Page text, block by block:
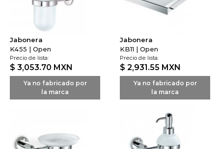
Jabonera
K455 | Open
Precio de lista:
$ 3,053.70 MXN
Ya no fabricado por
la marca
Jabonera
KB11 | Open
Precio de lista:
$ 2,931.55 MXN
Ya no fabricado por
la marca